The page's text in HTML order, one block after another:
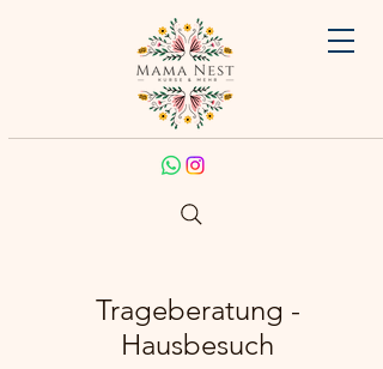
Trageberatung -
Hausbesuch